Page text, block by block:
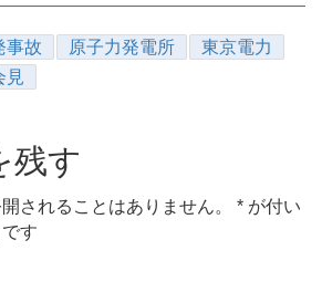
事故 原子力発電所
東京電力
見
残す
されることはありません。 * が付い
す